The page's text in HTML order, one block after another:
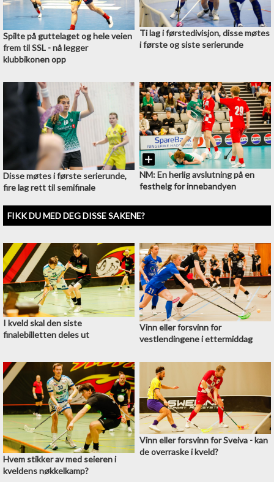
Spilte på guttelaget og hele veien
frem til SSL - nå legger
klubbikonen opp
Ti lag i førstedivisjon, disse møtes
i første og siste serierunde
Disse møtes i første serierunde,
fire lag rett til semifinale
NM: En herlig avslutning på en
festhelg for innebandyen
FIKK DU MED DEG DISSE SAKENE?
I kveld skal den siste
finalebilletten deles ut
Vinn eller forsvinn for
vestlendingene i ettermiddag
Hvem stikker av med seieren i
kveldens nøkkelkamp?
Vinn eller forsvinn for Sveiva - kan
de overraske i kveld?